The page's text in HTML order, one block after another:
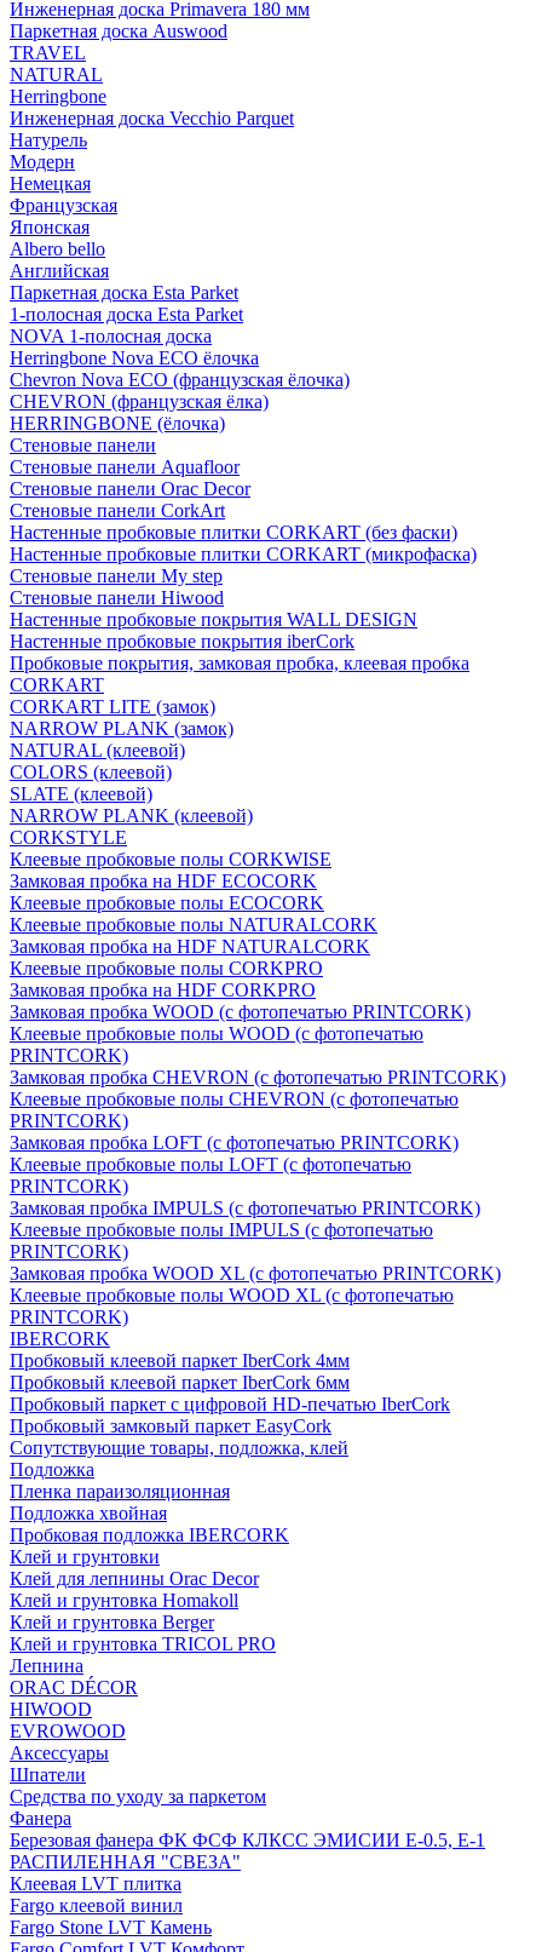
Инженерная доска Primavera 180 мм
Паркетная доска Auswood
TRAVEL
NATURAL
Herringbone
Инженерная доска Vecchio Parquet
Натурель
Модерн
Немецкая
Французская
Японская
Albero bello
Английская
Паркетная доска Esta Parket
1-полосная доска Esta Parket
NOVA 1-полосная доска
Herringbone Nova ECO ёлочка
Chevron Nova ECO (французская ёлочка)
CHEVRON (французская ёлка)
HERRINGBONE (ёлочка)
Стеновые панели
Стеновые панели Aquafloor
Стеновые панели Orac Decor
Стеновые панели CorkArt
Настенные пробковые плитки CORKART (без фаски)
Настенные пробковые плитки CORKART (микрофаска)
Стеновые панели My step
Стеновые панели Hiwood
Настенные пробковые покрытия WALL DESIGN
Настенные пробковые покрытия iberCork
Пробковые покрытия, замковая пробка, клеевая пробка
CORKART
CORKART LITE (замок)
NARROW PLANK (замок)
NATURAL (клеевой)
COLORS (клеевой)
SLATE (клеевой)
NARROW PLANK (клеевой)
CORKSTYLE
Клеевые пробковые полы CORKWISE
Замковая пробка на HDF ECOCORK
Клеевые пробковые полы ECOCORK
Клеевые пробковые полы NATURALCORK
Замковая пробка на HDF NATURALCORK
Клеевые пробковые полы CORKPRO
Замковая пробка на HDF CORKPRO
Замковая пробка WOOD (с фотопечатью PRINTCORK)
Клеевые пробковые полы WOOD (с фотопечатью
PRINTCORK)
Замковая пробка CHEVRON (с фотопечатью PRINTCORK)
Клеевые пробковые полы CHEVRON (с фотопечатью
PRINTCORK)
Замковая пробка LOFT (с фотопечатью PRINTCORK)
Клеевые пробковые полы LOFT (с фотопечатью
PRINTCORK)
Замковая пробка IMPULS (с фотопечатью PRINTCORK)
Клеевые пробковые полы IMPULS (с фотопечатью
PRINTCORK)
Замковая пробка WOOD XL (с фотопечатью PRINTCORK)
Клеевые пробковые полы WOOD XL (с фотопечатью
PRINTCORK)
IBERCORK
Пробковый клеевой паркет IberCork 4мм
Пробковый клеевой паркет IberCork 6мм
Пробковый паркет с цифровой HD-печатью IberCork
Пробковый замковый паркет EasyCork
Сопутствующие товары, подложка, клей
Подложка
Пленка параизоляционная
Подложка хвойная
Пробковая подложка IBERCORK
Клей и грунтовки
Клей для лепнины Orac Decor
Клей и грунтовка Homakoll
Клей и грунтовка Berger
Клей и грунтовка TRICOL PRO
Лепнина
ORAC DÉCOR
HIWOOD
EVROWOOD
Аксессуары
Шпатели
Средства по уходу за паркетом
Фанера
Березовая фанера ФК ФСФ КЛКСС ЭМИСИИ Е-0.5, Е-1
РАСПИЛЕННАЯ "СВЕЗА"
Клеевая LVT плитка
Fargo клеевой винил
Fargo Stone LVT Камень